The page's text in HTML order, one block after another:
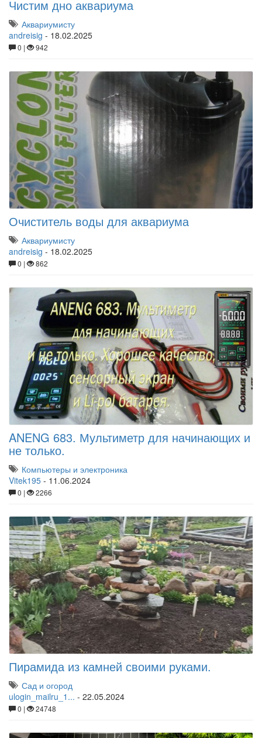
Чистим дно аквариума
Аквариумисту
andreisig - 18.02.2025
0 | 942
Очиститель воды для аквариума
Аквариумисту
andreisig - 18.02.2025
0 | 862
ANENG 683. Мультиметр для начинающих и
не только.
Компьютеры и электроника
Vitek195 - 11.06.2024
0 | 2266
Пирамида из камней своими руками.
Сад и огород
ulogin_mailru_1... - 22.05.2024
0 | 24748